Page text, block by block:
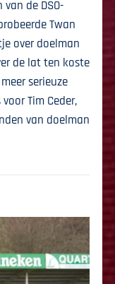
de DSO-
Twan
over doelman
de lat ten koste
serieuze
Tim Ceder,
van doelman